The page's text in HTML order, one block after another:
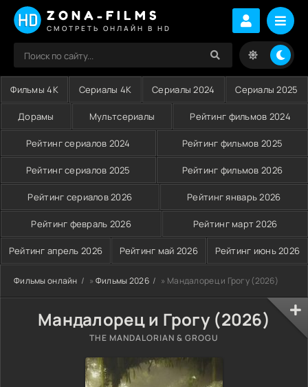
ZONA-FILMS
СМОТРЕТЬ ОНЛАЙН В HD
Фильмы 4K Сериалы 4K Сериалы 2024 Сериалы 2025
Дорамы Мультсериалы Рейтинг фильмов 2024
Рейтинг сериалов 2024 Рейтинг фильмов 2025
Рейтинг сериалов 2025 Рейтинг фильмов 2026
Рейтинг сериалов 2026 Рейтинг январь 2026
Рейтинг февраль 2026 Рейтинг март 2026
Рейтинг апрель 2026 Рейтинг май 2026 Рейтинг июнь 2026
Фильмы онлайн » Фильмы 2026 » Мандалорец и Грогу (2026)
Мандалорец и Грогу (2026)
THE MANDALORIAN & GROGU